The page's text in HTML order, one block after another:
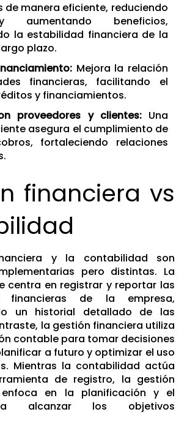
de manera eficiente, reduciendo
beneficios,
la estabilidad financiera de la
plazo.
Mejora la relación
financieras, facilitando el
y financiamientos.
proveedores y clientes: Una
asegura el cumplimiento de
fortaleciendo relaciones
financiera vs
y la contabilidad son
pero distintas. La
centra en registrar y reportar las
financieras de la empresa,
un historial detallado de las
la gestión financiera utiliza
contable para tomar decisiones
a futuro y optimizar el uso
Mientras la contabilidad actúa
de registro, la gestión
en la planificación y el
alcanzar los objetivos